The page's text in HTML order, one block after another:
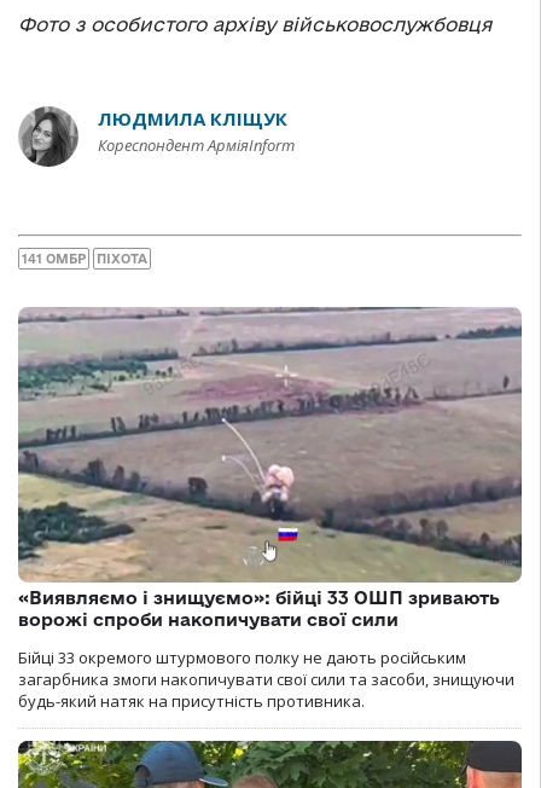
Фото з особистого архіву військовослужбовця
ЛЮДМИЛА КЛІЩУК
Кореспондент АрміяInform
141 ОМБР ПІХОТА
«Виявляємо і знищуємо»: бійці 33 ОШП зривають
ворожі спроби накопичувати свої сили
Бійці 33 окремого штурмового полку не дають російським
загарбника змоги накопичувати свої сили та засоби, знищуючи
будь-який натяк на присутність противника.